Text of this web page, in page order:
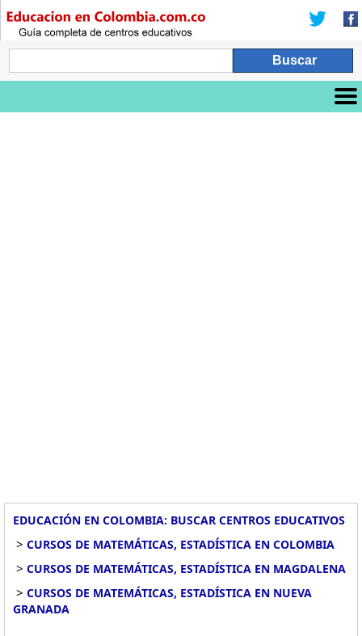
EDUCACIÓN EN COLOMBIA: BUSCAR CENTROS EDUCATIVOS
> CURSOS DE MATEMÁTICAS, ESTADÍSTICA EN COLOMBIA
> CURSOS DE MATEMÁTICAS, ESTADÍSTICA EN MAGDALENA
> CURSOS DE MATEMÁTICAS, ESTADÍSTICA EN NUEVA
GRANADA